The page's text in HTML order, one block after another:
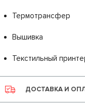
Термотрансфер
Вышивка
Текстильный
ДОСТАВКА И